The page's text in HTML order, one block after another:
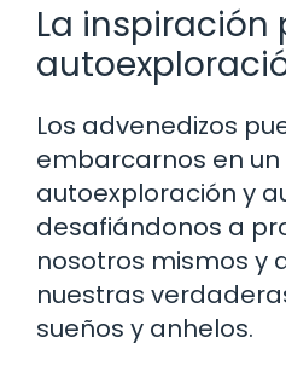
La inspiración
Los advenedizos
embarcarnos en un
autoexploración y
desafiándonos a
nosotros mismos y
nuestras
sueños y anhelos.